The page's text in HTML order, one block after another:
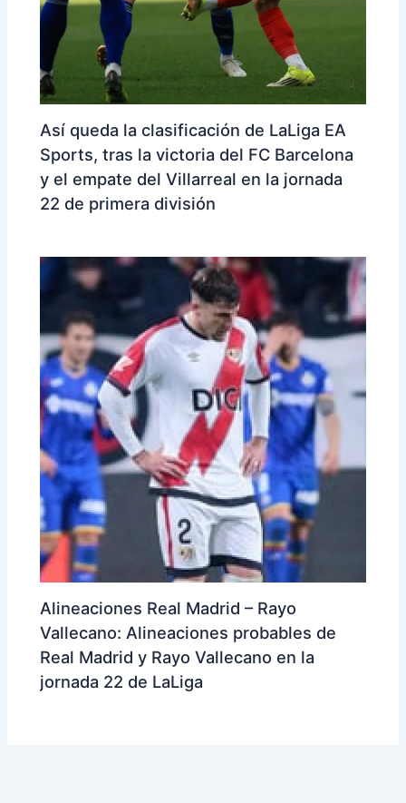
Así queda la clasificación de LaLiga EA
Sports, tras la victoria del FC Barcelona
y el empate del Villarreal en la jornada
22 de primera división
Alineaciones Real Madrid – Rayo
Vallecano: Alineaciones probables de
Real Madrid y Rayo Vallecano en la
jornada 22 de LaLiga